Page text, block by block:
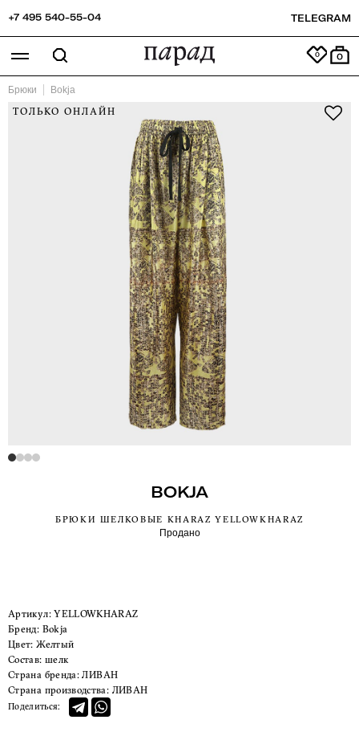
+7 495 540-55-04 TELEGRAM
0
Брюки Bokja
ТОЛЬКО ОНЛАЙН
BOKJA
БРЮКИ ШЕЛКОВЫЕ KHARAZ YELLOWKHARAZ
Продано
Артикул:YELLOWKHARAZ
Бренд:
Bokja
Цвет:
Желтый
Состав: шелк
Страна бренда: ЛИВАН
Страна производства: ЛИВАН
Поделиться: